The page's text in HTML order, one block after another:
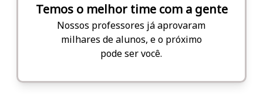
Temos o melhor time com a gente
Nossos professores já aprovaram
milhares de alunos, e o próximo
pode ser você.